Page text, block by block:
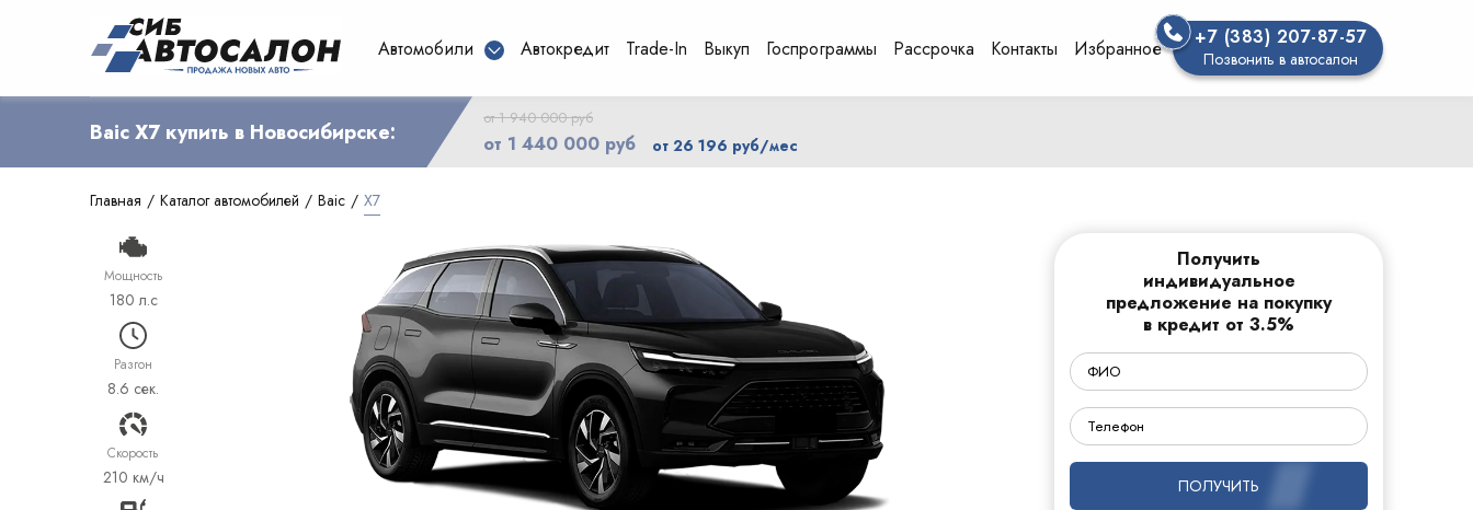
Автомобили Автокредит Trade-In Выкуп Госпрограммы Рассрочка Контакты Избранное +7 (383) 207-87-57
Позвонить в автосалон
Baic X7 купить в Новосибирске: от 1 940 000 руб
от 1 440 000 руб от 26 196 руб/мес
Главная Каталог автомобилей Baic X7
Мощность
180 л.с
Разгон
8.6 сек.
Cкорость
210 км/ч
Получить
индивидуальное
предложение на покупку
в кредит от 3.5%
ПОЛУЧИТЬ